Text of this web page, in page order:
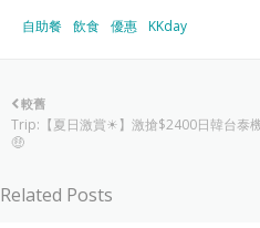
自助餐 飲食 優惠 KKday
較舊
Trip:【夏日激賞☀】激搶$2400日韓台泰
🤑
Related Posts